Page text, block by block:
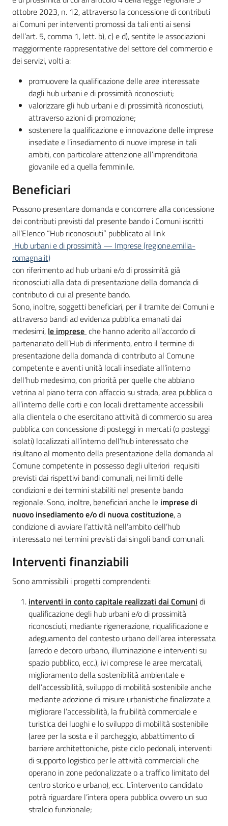
ottobre 2023, n. 12, attraverso la concessione di contributi
ai Comuni per interventi promossi da tali enti ai sensi
dell’art. 5, comma 1, lett. b), c) e d), sentite le associazioni
maggiormente rappresentative del settore del commercio e
dei servizi, volti a:
promuovere la qualificazione delle aree interessate
dagli hub urbani e di prossimità riconosciuti;
valorizzare gli hub urbani e di prossimità riconosciuti,
attraverso azioni di promozione;
sostenere la qualificazione e innovazione delle imprese
insediate e l’insediamento di nuove imprese in tali
ambiti, con particolare attenzione all’imprenditoria
giovanile ed a quella femminile.
Beneficiari
Possono presentare domanda e concorrere alla concessione
dei contributi previsti dal presente bando i Comuni iscritti
all’Elenco “Hub riconosciuti” pubblicato al link
Hub urbani e di prossimità — Imprese (regione.emilia-
romagna.it)
con riferimento ad hub urbani e/o di prossimità già
riconosciuti alla data di presentazione della domanda di
contributo di cui al presente bando.
Sono, inoltre, soggetti beneficiari, per il tramite dei Comuni e
attraverso bandi ad evidenza pubblica emanati dai
medesimi, le imprese che hanno aderito all’accordo di
partenariato dell’Hub di riferimento, entro il termine di
presentazione della domanda di contributo al Comune
competente e aventi unità locali insediate all’interno
dell’hub medesimo, con priorità per quelle che abbiano
vetrina al piano terra con affaccio su strada, area pubblica o
all’interno delle corti e con locali direttamente accessibili
alla clientela o che esercitano attività di commercio su area
pubblica con concessione di posteggi in mercati (o posteggi
isolati) localizzati all’interno dell’hub interessato che
risultano al momento della presentazione della domanda al
Comune competente in possesso degli ulteriori requisiti
previsti dai rispettivi bandi comunali, nei limiti delle
condizioni e dei termini stabiliti nel presente bando
regionale. Sono, inoltre, beneficiari anche le imprese di
nuovo insediamento e/o di nuova costituzione, a
condizione di avviare l’attività nell’ambito dell’hub
interessato nei termini previsti dai singoli bandi comunali.
Interventi finanziabili
Sono ammissibili i progetti comprendenti:
interventi in conto capitale realizzati dai Comuni di
qualificazione degli hub urbani e/o di prossimità
riconosciuti, mediante rigenerazione, riqualificazione e
adeguamento del contesto urbano dell’area interessata
(arredo e decoro urbano, illuminazione e interventi su
spazio pubblico, ecc.), ivi comprese le aree mercatali,
miglioramento della sostenibilità ambientale e
dell’accessibilità, sviluppo di mobilità sostenibile anche
mediante adozione di misure urbanistiche finalizzate a
migliorare l’accessibilità, la fruibilità commerciale e
turistica dei luoghi e lo sviluppo di mobilità sostenibile
(aree per la sosta e il parcheggio, abbattimento di
barriere architettoniche, piste ciclo pedonali, interventi
di supporto logistico per le attività commerciali che
operano in zone pedonalizzate o a traffico limitato del
centro storico e urbano), ecc. L’intervento candidato
potrà riguardare l’intera opera pubblica ovvero un suo
stralcio funzionale;